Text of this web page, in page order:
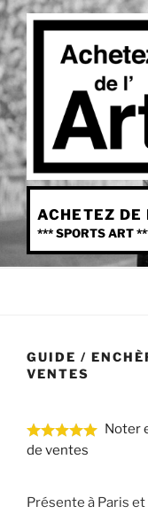
Aller
au
contenu
principal
ACHETEZ DE
*** SPORTS ART
GUIDE /
VENTES
Noter
de ventes
Présente à Paris